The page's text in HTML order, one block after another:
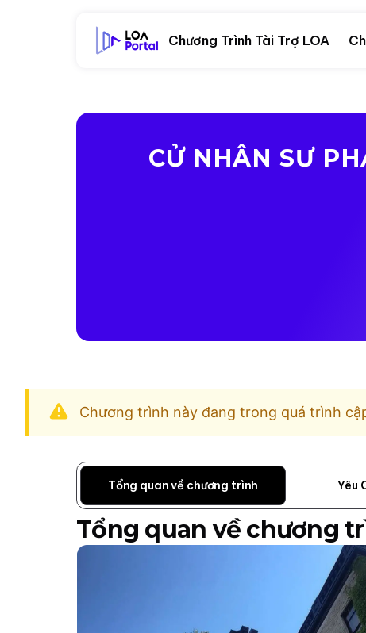
Chương Trình Tài Trợ LOA
CỬ NHÂN SƯ
Chương trình này đang trong quá trình
Tổng quan về chương trình Yêu
Tổng quan về chương